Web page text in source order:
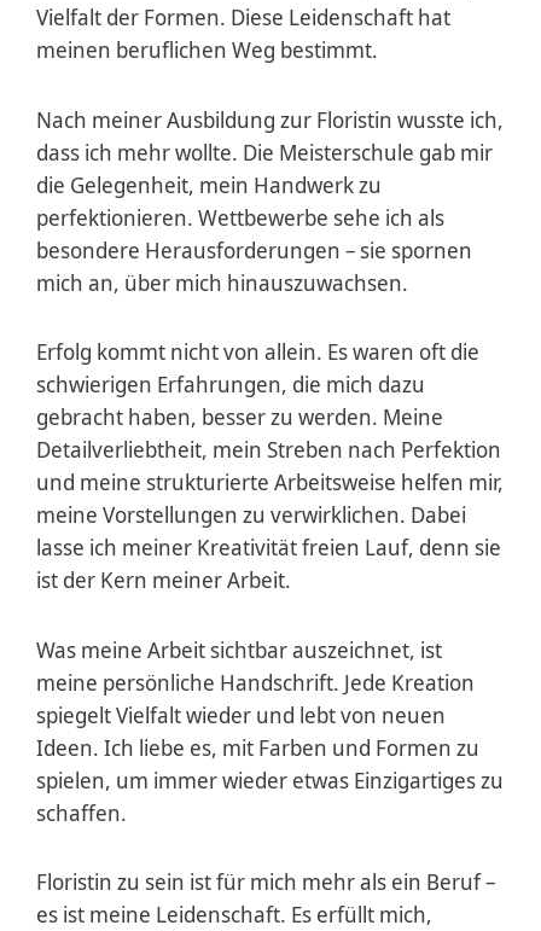
Vielfalt der Formen. Diese Leiden­schaft hat
meinen beruflichen Weg bestimmt.
Nach meiner Ausbildung zur Floristin wusste ich,
dass ich mehr wollte. Die Meister­schule gab mir
die Gelegenheit, mein Handwerk zu
perfektionieren. Wettbewerbe sehe ich als
besondere Heraus­forderungen – sie spornen
mich an, über mich hinauszuwachsen.
Erfolg kommt nicht von allein. Es waren oft die
schwierigen Erfahrungen, die mich dazu
gebracht haben, besser zu werden. Meine
Detail­verliebt­heit, mein Streben nach Perfektion
und meine strukturierte Arbeits­weise helfen mir,
meine Vorstellungen zu verwirk­lichen. Dabei
lasse ich meiner Kreativität freien Lauf, denn sie
ist der Kern meiner Arbeit.
Was meine Arbeit sichtbar auszeichnet, ist
meine persön­liche Handschrift. Jede Kreation
spiegelt Vielfalt wieder und lebt von neuen
Ideen. Ich liebe es, mit Farben und Formen zu
spielen, um immer wieder etwas Einzig­artiges zu
schaffen.
Floristin zu sein ist für mich mehr als ein Beruf –
es ist meine Leiden­schaft. Es erfüllt mich,